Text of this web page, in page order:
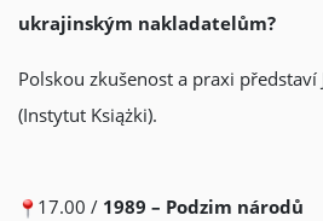
ukrajinským nakladatelům?
Polskou zkušenost a praxi představí
(Instytut Książki).
17.00 / 1989 – Podzim národů